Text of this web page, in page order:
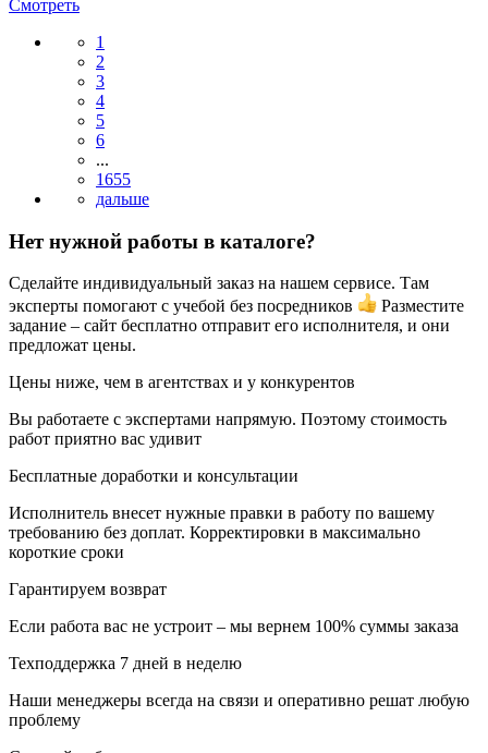
Смотреть
1
2
3
4
5
6
...
1655
Нет нужной работы в каталоге?
Сделайте индивидуальный заказ на нашем сервисе. Там
эксперты помогают с учебой без посредников
Разместите
задание – сайт бесплатно отправит его исполнителя, и они
предложат цены.
Цены ниже, чем в агентствах и у конкурентов
Вы работаете с экспертами напрямую. Поэтому стоимость
работ приятно вас удивит
Бесплатные доработки и консультации
Исполнитель внесет нужные правки в работу по вашему
требованию без доплат. Корректировки в максимально
короткие сроки
Гарантируем возврат
Если работа вас не устроит – мы вернем 100% суммы заказа
Техподдержка 7 дней в неделю
Наши менеджеры всегда на связи и оперативно решат любую
проблему